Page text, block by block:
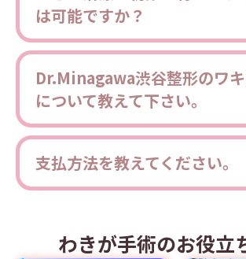
は可能ですか？
Dr.Minagawa渋谷整形のワ
について教えて下さい。
支払方法を教えてください。
わきが手術のお役立